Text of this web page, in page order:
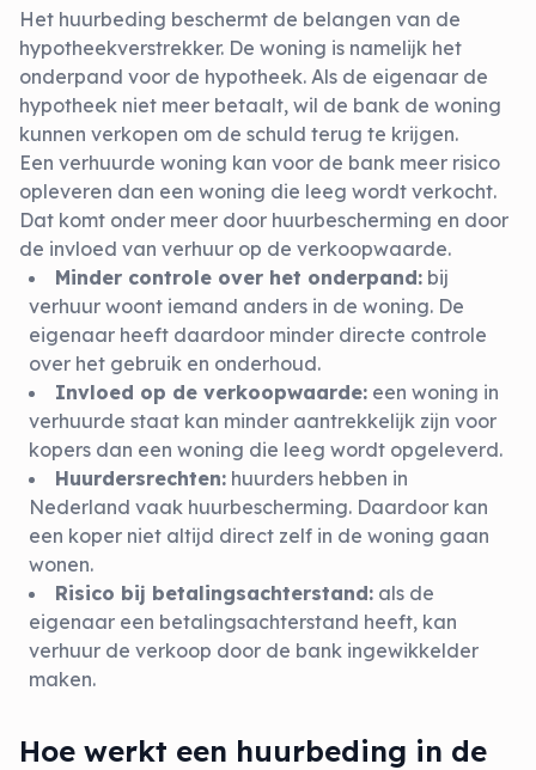
Het huurbeding beschermt de belangen van de
hypotheekverstrekker. De woning is namelijk het
onderpand voor de hypotheek. Als de eigenaar de
hypotheek niet meer betaalt, wil de bank de woning
kunnen verkopen om de schuld terug te krijgen.
Een verhuurde woning kan voor de bank meer risico
opleveren dan een woning die leeg wordt verkocht.
Dat komt onder meer door huurbescherming en door
de invloed van verhuur op de verkoopwaarde.
Minder controle over het onderpand: bij
verhuur woont iemand anders in de woning. De
eigenaar heeft daardoor minder directe controle
over het gebruik en onderhoud.
Invloed op de verkoopwaarde: een woning in
verhuurde staat kan minder aantrekkelijk zijn voor
kopers dan een woning die leeg wordt opgeleverd.
Huurdersrechten: huurders hebben in
Nederland vaak huurbescherming. Daardoor kan
een koper niet altijd direct zelf in de woning gaan
wonen.
Risico bij betalingsachterstand: als de
eigenaar een betalingsachterstand heeft, kan
verhuur de verkoop door de bank ingewikkelder
maken.
Hoe werkt een huurbeding in de